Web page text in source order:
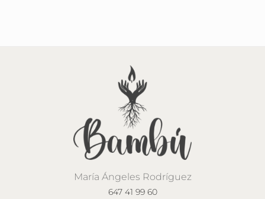
María Ángeles Rodríguez
647 41 99 60